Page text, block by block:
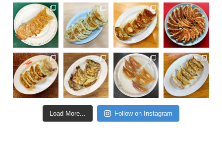
Load More... Follow on Instagram